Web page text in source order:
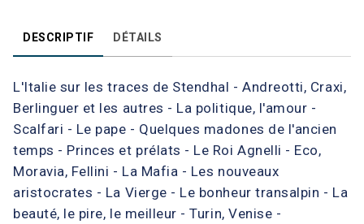
DESCRIPTIF DÉTAILS
L'Italie sur les traces de Stendhal - Andreotti, Craxi,
Berlinguer et les autres - La politique, l'amour -
Scalfari - Le pape - Quelques madones de l'ancien
temps - Princes et prélats - Le Roi Agnelli - Eco,
Moravia, Fellini - La Mafia - Les nouveaux
aristocrates - La Vierge - Le bonheur transalpin - La
beauté, le pire, le meilleur - Turin, Venise -